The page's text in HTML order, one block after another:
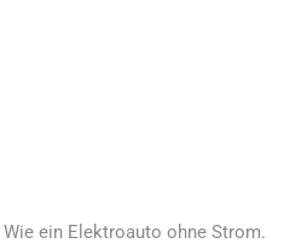
ein Elektroauto ohne Strom.